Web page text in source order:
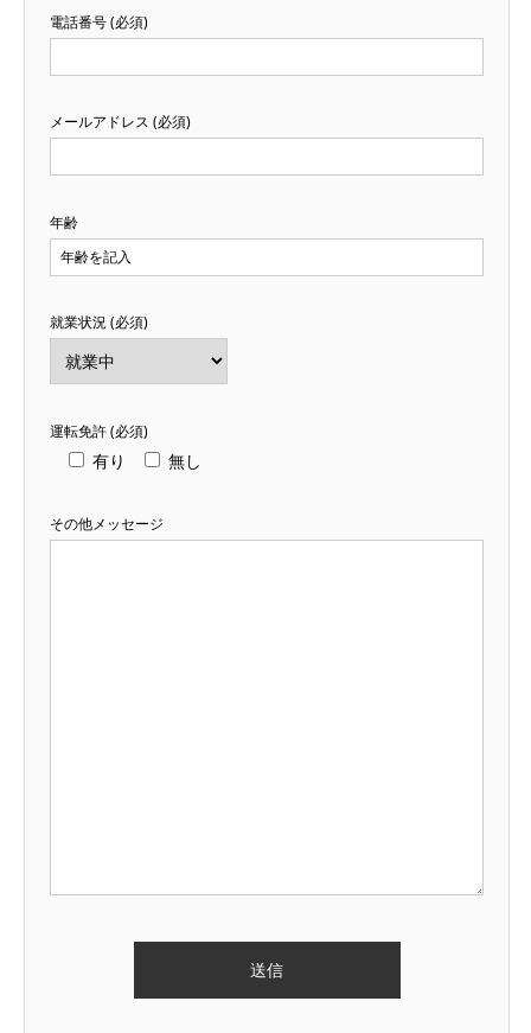
電話番号 (必須)
メールアドレス (必須)
年齢
就業状況 (必須)
運転免許 (必須)
有り 無し
その他メッセージ